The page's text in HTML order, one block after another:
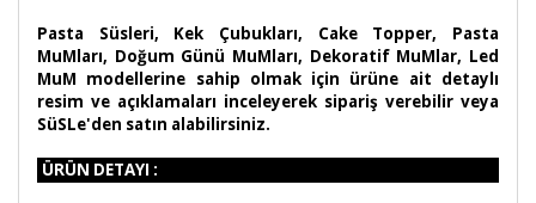
Pasta Süsleri, Kek Çubukları, Cake Topper, Pasta
MuMları, Doğum Günü MuMları, Dekoratif MuMlar, Led
MuM modellerine sahip olmak için ürüne ait detaylı
resim ve açıklamaları inceleyerek sipariş verebilir veya
SüSLe'den satın alabilirsiniz.
ÜRÜN DETAYI :